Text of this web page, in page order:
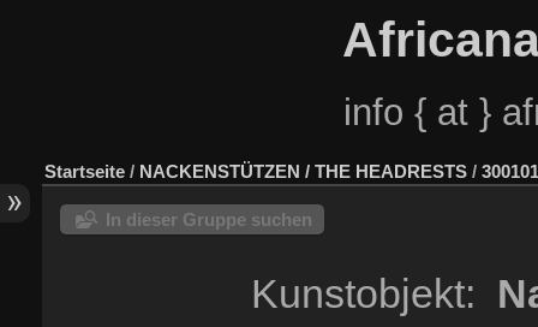
info { at }
Startseite / NACKENSTÜTZEN / THE HEADRESTS /
In dieser Gruppe suchen
Kunstobjekt: